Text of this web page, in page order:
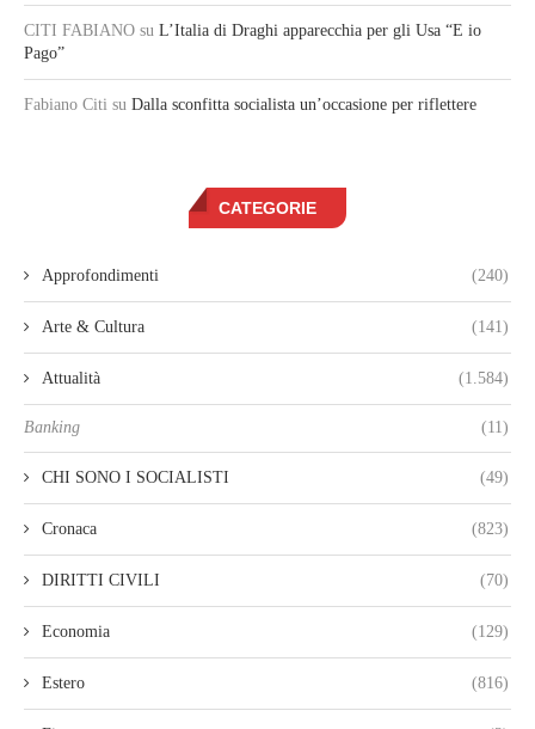
CITI FABIANO su L’Italia di Draghi apparecchia per gli Usa “E io
Pago”
Fabiano Citi su Dalla sconfitta socialista un’occasione per riflettere
CATEGORIE
Approfondimenti (240)
Arte & Cultura (141)
Attualità (1.584)
Banking (11)
CHI SONO I SOCIALISTI (49)
Cronaca (823)
DIRITTI CIVILI (70)
Economia (129)
Estero (816)